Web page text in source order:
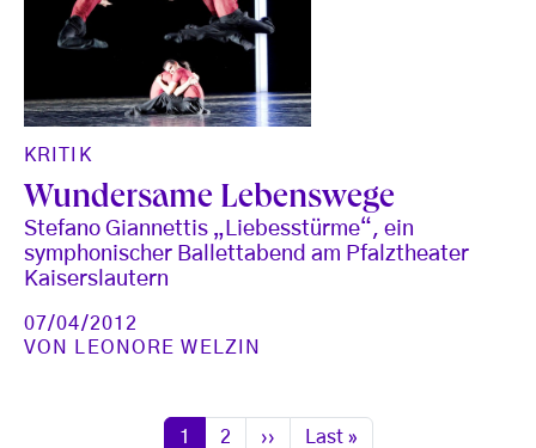
KRITIK
Wundersame Lebenswege
Stefano Giannettis „Liebesstürme“, ein
symphonischer Ballettabend am Pfalztheater
Kaiserslautern
07/04/2012
VON
LEONORE WELZIN
Seitennummerierung
Seite
1 Seite
2 Nächste Seite
›› Letzte Seite
Last »